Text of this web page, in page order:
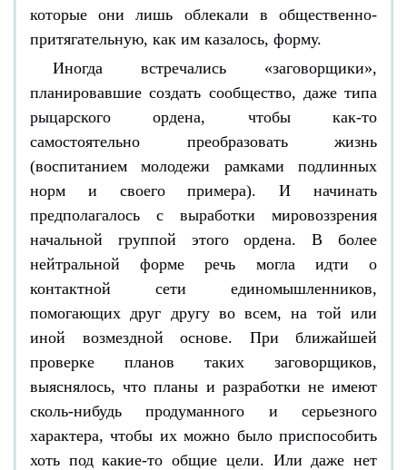
которые они лишь облекали в общественно-
притягательную, как им казалось, форму.
Иногда встречались «заговорщики»,
планировавшие создать сообщество, даже типа
рыцарского ордена, чтобы как-то
самостоятельно преобразовать жизнь
(воспитанием молодежи рамками подлинных
норм и своего примера). И начинать
предполагалось с выработки мировоззрения
начальной группой этого ордена. В более
нейтральной форме речь могла идти о
контактной сети единомышленников,
помогающих друг другу во всем, на той или
иной возмездной основе. При ближайшей
проверке планов таких заговорщиков,
выяснялось, что планы и разработки не имеют
сколь-нибудь продуманного и серьезного
характера, чтобы их можно было приспособить
хоть под какие-то общие цели. Или даже нет